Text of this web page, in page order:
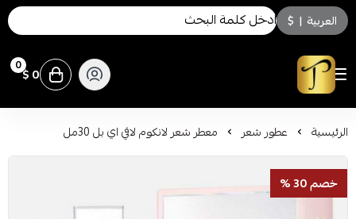
العربية |
$
توسكاني للعطور
0 0 $
الرئيسية عطور شعر معطر شعر لانكوم لافي اي بل 30مل
خصم 30 %